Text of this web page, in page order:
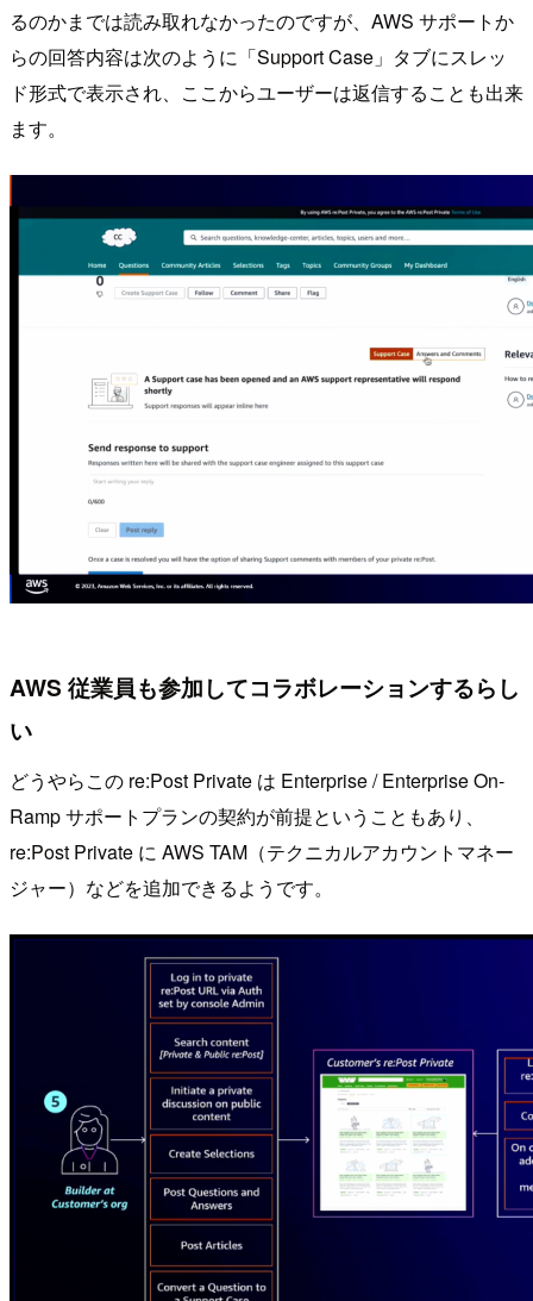
るのかまでは読み取れなかったのですが、AWS サポートか
らの回答内容は次のように「Support Case」タブにスレッ
ド形式で表示され、ここからユーザーは返信することも出来
ます。
AWS 従業員も参加してコラボレーションするらし
い
どうやらこの re:Post Private は Enterprise / Enterprise On-
Ramp サポートプランの契約が前提ということもあり、
re:Post Private に AWS TAM（テクニカルアカウントマネー
ジャー）などを追加できるようです。